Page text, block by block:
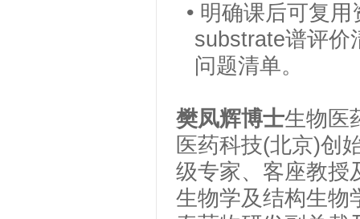
• 明确课后可复
substrate谱评价
问题清单。
樊凤辉博士生物医
医药科技(北京)创
级专家、客座教授
生物学及结构生物